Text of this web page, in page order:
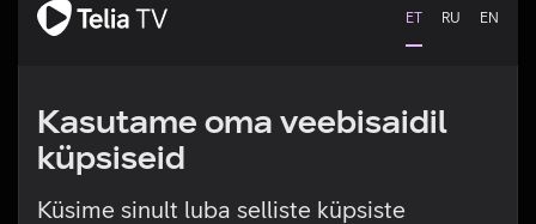
ET RU EN
Kasutame oma veebisaidil
küpsiseid
Küsime sinult luba selliste küpsiste